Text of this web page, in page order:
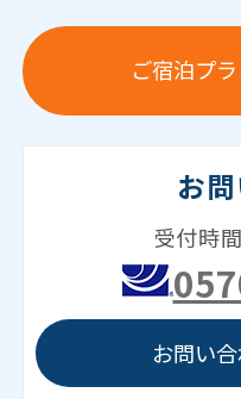
ご宿泊プ
お
受付時
お問い